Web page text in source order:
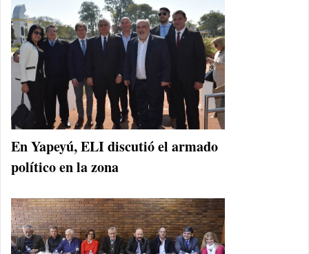
En Yapeyú, ELI discutió el armado
político en la zona